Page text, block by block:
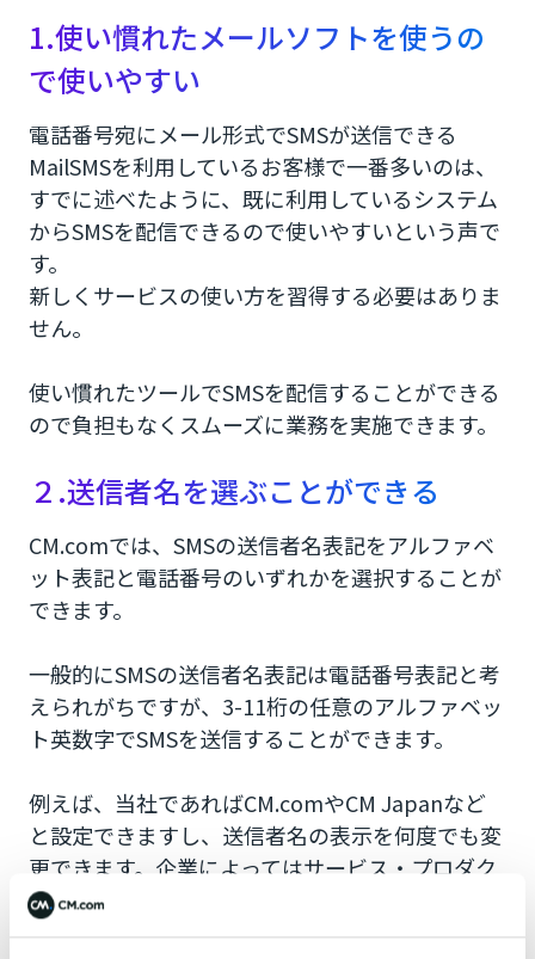
1.使い慣れたメールソフトを使うの
で使いやすい
電話番号宛にメール形式でSMSが送信できる
MailSMSを利用しているお客様で一番多いのは、
すでに述べたように、既に利用しているシステム
からSMSを配信できるので使いやすいという声で
す。
新しくサービスの使い方を習得する必要はありま
せん。
使い慣れたツールでSMSを配信することができる
ので負担もなくスムーズに業務を実施できます。
２.送信者名を選ぶことができる
CM.comでは、SMSの送信者名表記をアルファベ
ット表記と電話番号のいずれかを選択することが
できます。
一般的にSMSの送信者名表記は電話番号表記と考
えられがちですが、3-11桁の任意のアルファベッ
ト英数字でSMSを送信することができます。
例えば、当社であればCM.comやCM Japanなど
と設定できますし、送信者名の表示を何度でも変
更できます。企業によってはサービス・プロダク
ト名に合わせて、都度変えることも可能です。